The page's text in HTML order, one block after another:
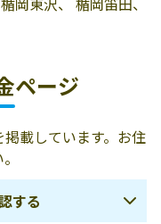
0237-54-2220
0237-54-2233
ページ
載しています。お住
する